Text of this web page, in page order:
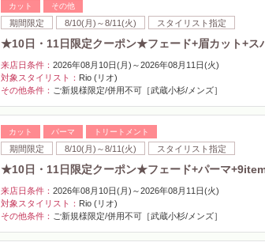
カット その他
期間限定 8/10(月)～8/11(火) スタイリスト指定
★10日・11日限定クーポン★フェード+眉カット+ス
来店日条件： 2026年08月10日(月)～2026年08月11日(火)
対象スタイリスト： Rio (リオ)
その他条件： ご新規様限定/併用不可［武蔵小杉/メンズ］
カット パーマ トリートメント
期間限定 8/10(月)～8/11(火) スタイリスト指定
★10日・11日限定クーポン★フェード+パーマ
来店日条件： 2026年08月10日(月)～2026年08月11日(火)
対象スタイリスト： Rio (リオ)
その他条件： ご新規様限定/併用不可［武蔵小杉/メンズ］